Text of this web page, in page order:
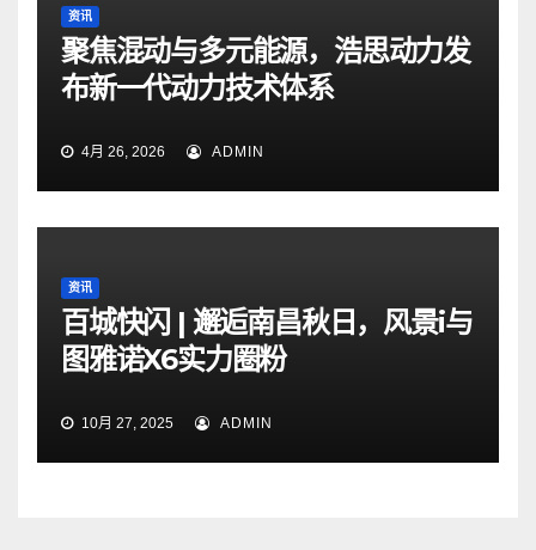
资讯
聚焦混动与多元能源，浩思动力发
布新一代动力技术体系
4月 26, 2026 ADMIN
资讯
百城快闪 | 邂逅南昌秋日，风景i与
图雅诺X6实力圈粉
10月 27, 2025 ADMIN